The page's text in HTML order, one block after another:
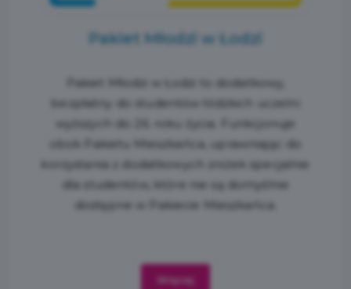
Pakiet Młodzi w Łodzi
Pakiet Młodzi w Łodzi to dodatkowy,
bezpłatny do studentów łódzkich uczelni
wyższych do 26. roku życia. Funkcjonuje
obok Pakietu Mieszkańca, uprawniając do
korzystania z dodatkowych zniżek specjalnie
dla studentów, które nie są domyślnie
dostępne w Pakiecie Mieszkańca.
Więcej